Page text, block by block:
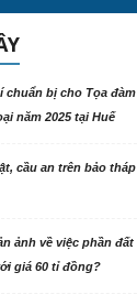
chuẩn bị cho Tọa đàm
năm 2025 tại Huế
cầu an trên bảo tháp
ảnh về việc phần đất
giá 60 tỉ đồng?